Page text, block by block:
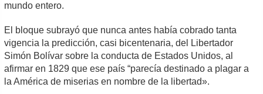
mundo entero.
El bloque subrayó que nunca antes había cobrado tanta
vigencia la predicción, casi bicentenaria, del Libertador
Simón Bolívar sobre la conducta de Estados Unidos, al
afirmar en 1829 que ese país “parecía destinado a plagar a
la América de miserias en nombre de la libertad».